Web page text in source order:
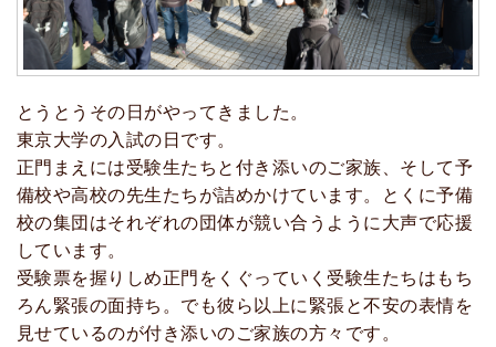
とうとうその日がやってきました。
東京大学の入試の日です。
正門まえには受験生たちと付き添いのご家族、そして予
備校や高校の先生たちが詰めかけています。とくに予備
校の集団はそれぞれの団体が競い合うように大声で応援
しています。
受験票を握りしめ正門をくぐっていく受験生たちはもち
ろん緊張の面持ち。でも彼ら以上に緊張と不安の表情を
見せているのが付き添いのご家族の方々です。